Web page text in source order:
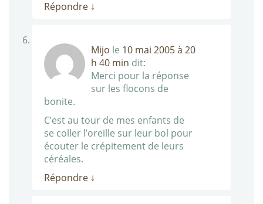
Répondre ↓
Mijo le 10 mai 2005 à 20
h 40 min dit:
Merci pour la réponse
sur les flocons de
bonite.
C’est au tour de mes enfants de
se coller l’oreille sur leur bol pour
écouter le crépitement de leurs
céréales.
Répondre ↓